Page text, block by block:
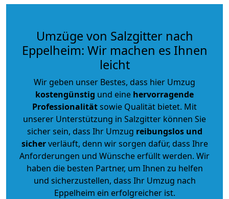
Umzüge von Salzgitter nach
Eppelheim: Wir machen es Ihnen
leicht
Wir geben unser Bestes, dass hier Umzug
kostengünstig und eine hervorragende
Professionalitätsowie Qualität bietet. Mit
unserer Unterstützung in Salzgitter können Sie
sicher sein, dass Ihr Umzug reibungslos und
sicherverläuft, denn wir sorgen dafür, dass Ihre
Anforderungen und Wünsche erfüllt werden. Wir
haben die besten Partner, um Ihnen zu helfen
und sicherzustellen, dass Ihr Umzug nach
Eppelheim ein erfolgreicher ist.